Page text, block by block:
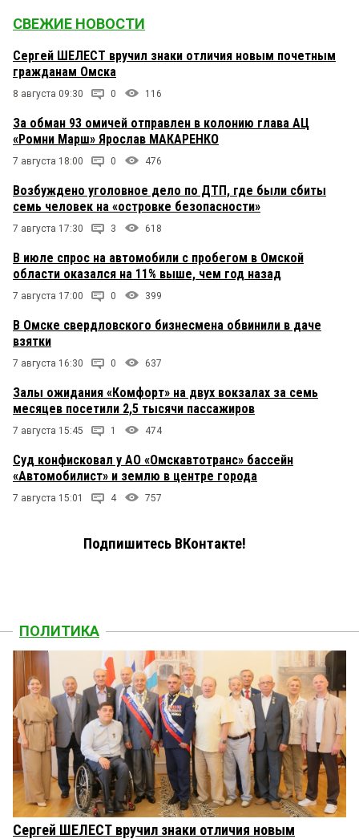
СВЕЖИЕ НОВОСТИ
Сергей ШЕЛЕСТ вручил знаки отличия новым почетным
гражданам Омска
8 августа 09:30 0 116
За обман 93 омичей отправлен в колонию глава АЦ
«Ромни Марш» Ярослав МАКАРЕНКО
7 августа 18:00 0 476
Возбуждено уголовное дело по ДТП, где были сбиты
семь человек на «островке безопасности»
7 августа 17:30 3 618
В июле спрос на автомобили с пробегом в Омской
области оказался на 11% выше, чем год назад
7 августа 17:00 0 399
В Омске свердловского бизнесмена обвинили в даче
взятки
7 августа 16:30 0 637
Залы ожидания «Комфорт» на двух вокзалах за семь
месяцев посетили 2,5 тысячи пассажиров
7 августа 15:45 1 474
Суд конфисковал у АО «Омскавтотранс» бассейн
«Автомобилист» и землю в центре города
7 августа 15:01 4 757
Подпишитесь ВКонтакте!
ПОЛИТИКА
Сергей ШЕЛЕСТ вручил знаки отличия новым